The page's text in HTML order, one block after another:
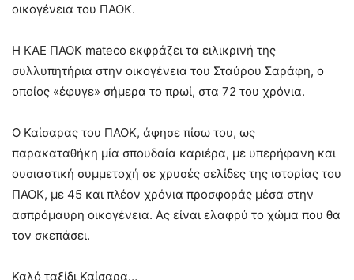
οικογένεια του ΠΑΟΚ.
Η ΚΑΕ ΠΑΟΚ mateco εκφράζει τα ειλικρινή της
συλλυπητήρια στην οικογένεια του Σταύρου Σαράφη, ο
οποίος «έφυγε» σήμερα το πρωί, στα 72 του χρόνια.
Ο Καίσαρας του ΠΑΟΚ, άφησε πίσω του, ως
παρακαταθήκη μία σπουδαία καριέρα, με υπερήφανη και
ουσιαστική συμμετοχή σε χρυσές σελίδες της ιστορίας του
ΠΑΟΚ, με 45 και πλέον χρόνια προσφοράς μέσα στην
ασπρόμαυρη οικογένεια. Ας είναι ελαφρύ το χώμα που θα
τον σκεπάσει.
Καλό ταξίδι Καίσαρα…